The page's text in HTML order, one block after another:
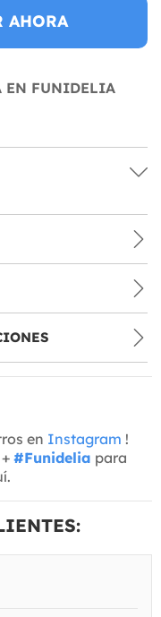
AHORA
EN FUNIDELIA
en Instagram !
+ #Funidelia para